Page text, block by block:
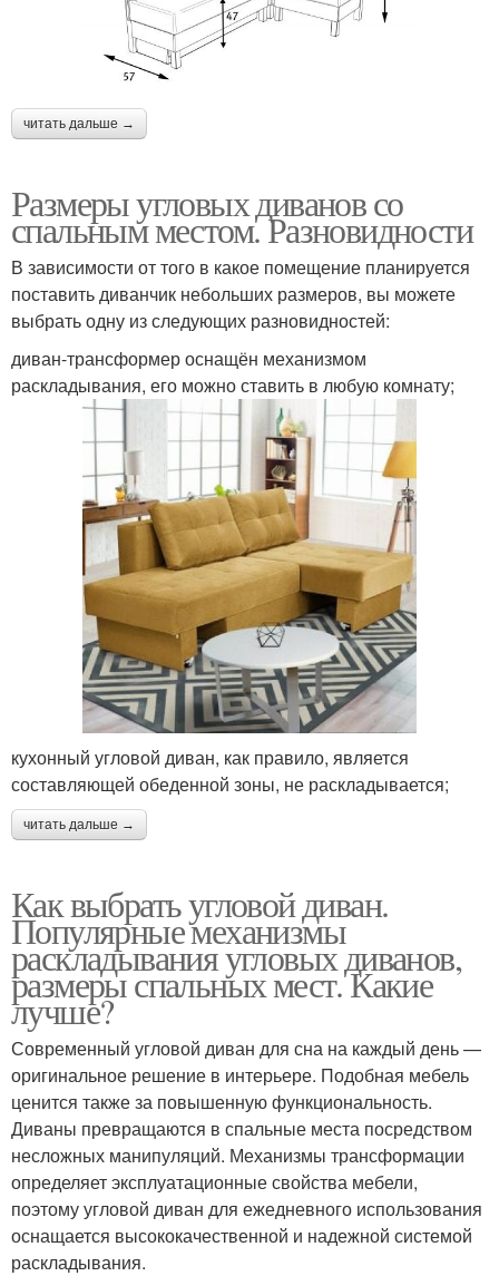
читать дальше →
Размеры угловых диванов со
спальным местом. Разновидности
В зависимости от того в какое помещение планируется
поставить диванчик небольших размеров, вы можете
выбрать одну из следующих разновидностей:
диван-трансформер оснащён механизмом
раскладывания, его можно ставить в любую комнату;
кухонный угловой диван, как правило, является
составляющей обеденной зоны, не раскладывается;
читать дальше →
Как выбрать угловой диван.
Популярные механизмы
раскладывания угловых диванов,
размеры спальных мест. Какие
лучше?
Современный угловой диван для сна на каждый день —
оригинальное решение в интерьере. Подобная мебель
ценится также за повышенную функциональность.
Диваны превращаются в спальные места посредством
несложных манипуляций. Механизмы трансформации
определяет эксплуатационные свойства мебели,
поэтому угловой диван для ежедневного использования
оснащается высококачественной и надежной системой
раскладывания.